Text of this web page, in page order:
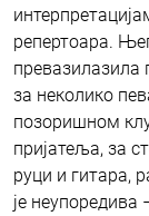
репертоара.
за неколико
позоришном
пријатеља, за
руци и гитара,
је неупоредива